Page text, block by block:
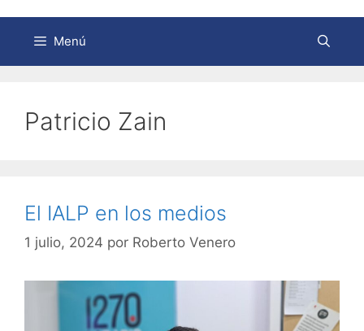
Menú
Patricio Zain
El IALP en los medios
1 julio, 2024 por Roberto Venero